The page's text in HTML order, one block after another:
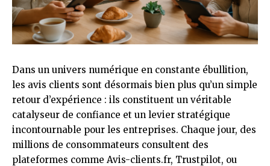
Dans un univers numérique en constante ébullition,
les avis clients sont désormais bien plus qu’un simple
retour d’expérience : ils constituent un véritable
catalyseur de confiance et un levier stratégique
incontournable pour les entreprises. Chaque jour, des
millions de consommateurs consultent des
plateformes comme Avis-clients.fr, Trustpilot, ou